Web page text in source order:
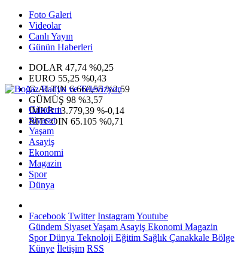
Foto Galeri
Videolar
Canlı Yayın
Günün Haberleri
DOLAR 47,74 %0,25
EURO 55,25 %0,43
G.ALTIN6.660,55 %2,59
GÜMÜŞ 98 %3,57
IMKB13.779,39 %-0,14
BITCOIN 65.105 %0,71
Gündem
Siyaset
Yaşam
Asayiş
Ekonomi
Magazin
Spor
Dünya
Facebook Twitter InstagramYoutube
Gündem SiyasetYaşam Asayiş Ekonomi Magazin
SporDünya Teknoloji Eğitim Sağlık Çanakkale Bölge
Künye İletişim RSS